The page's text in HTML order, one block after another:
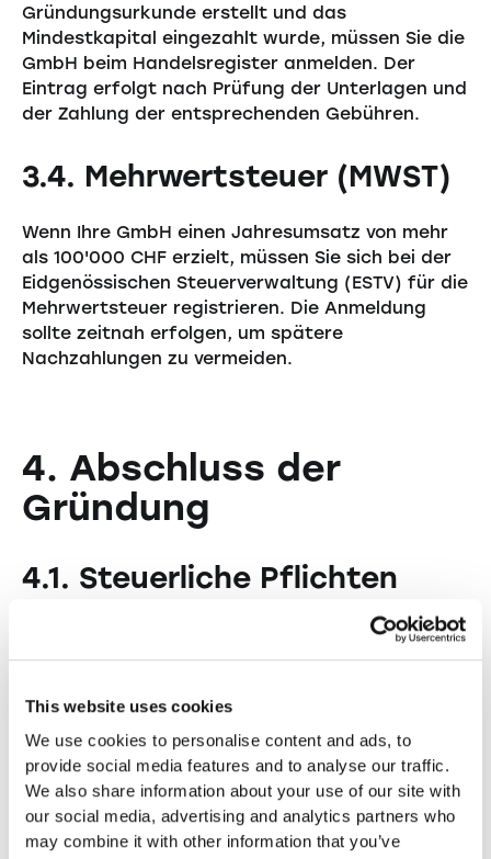
This website uses cookies
We use cookies to personalise content and ads, to
provide social media features and to analyse our traffic.
We also share information about your use of our site with
our social media, advertising and analytics partners who
may combine it with other information that you’ve
Gründungsurkunde erstellt und das
Mindestkapital eingezahlt wurde, müssen Sie die
GmbH beim Handelsregister anmelden. Der
Eintrag erfolgt nach Prüfung der Unterlagen und
der Zahlung der entsprechenden Gebühren.
3.4. Mehrwertsteuer (MWST)
Wenn Ihre GmbH einen Jahresumsatz von mehr
als 100'000 CHF erzielt, müssen Sie sich bei der
Eidgenössischen Steuerverwaltung (ESTV) für die
Mehrwertsteuer registrieren. Die Anmeldung
sollte zeitnah erfolgen, um spätere
Nachzahlungen zu vermeiden.
4. Abschluss der
Gründung
4.1. Steuerliche Pflichten
Steuererklärung abgeben und Ihre
GmbH ist steuerpflichtig, und es fallen sowohl
Gewinnsteuern als auch Mehrwertsteuern an,
sofern die Umsatzgrenze überschritten wird.
Steuertipps für Neugründer:innen entdecken